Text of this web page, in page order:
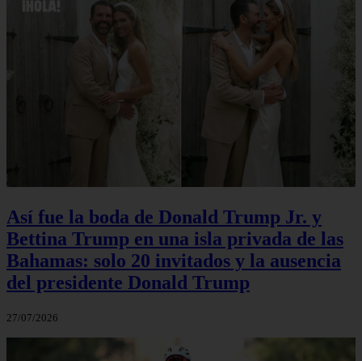
Así fue la boda de Donald Trump Jr. y
Bettina Trump en una isla privada de las
Bahamas: solo 20 invitados y la ausencia
del presidente Donald Trump
27/07/2026